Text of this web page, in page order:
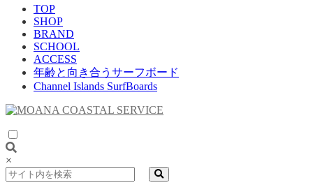
TOP
SHOP
BRAND
SCHOOL
ACCESS
年齢と向き合うサーフボード
Channel Islands SurfBoards
×